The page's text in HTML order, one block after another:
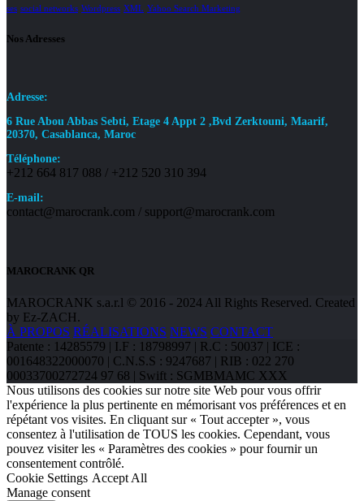
ses social networks Wordpress XML Yahoo Search Marketing
Nos Adresses
Adresse:
6 Rue Abou Abbas Sebti, Etage 4 Appt 2 ,Bvd Zerktouni, Maarif,
20370, Casablanca, Maroc
Téléphone:
+212 664 817 088 / +212 520 310 394
E-mail:
contact@marocrank.com / support@marocrank.com
MAROCRANK QR
MAROCRANK s.a.r.l © 2016 - 2024 All Rights Reserved. Created
by Ez-ZACH.
À PROPOS RÉALISATIONS NEWS CONTACT
Patente : 14285579 | I.F : 18798997 | R.C : 50037 | ICE :
001648322000070 | C.N.S.S : 9247687 | RIB : 022 270
00033700272724 97 68 | Swift : SGMBMAMC XXX
Nous utilisons des cookies sur notre site Web pour vous offrir
l'expérience la plus pertinente en mémorisant vos préférences et en
répétant vos visites. En cliquant sur « Tout accepter », vous
consentez à l'utilisation de TOUS les cookies. Cependant, vous
pouvez visiter les « Paramètres des cookies » pour fournir un
consentement contrôlé.
Cookie Settings Accept All
Manage consent